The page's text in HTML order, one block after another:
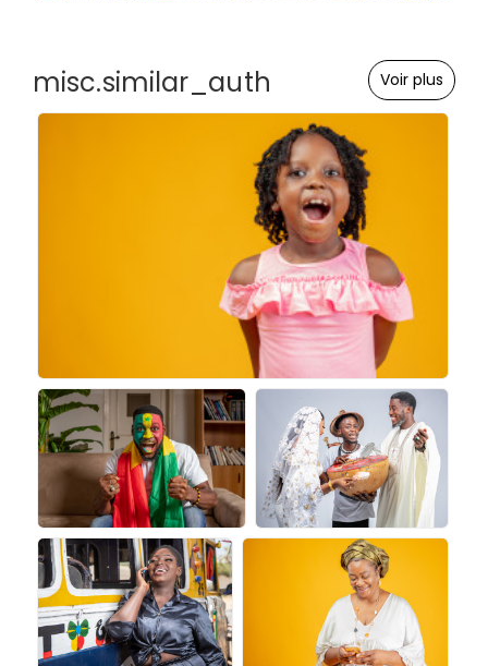
misc.similar_auth Voir plus